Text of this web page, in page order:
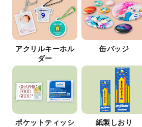
アクリルキーホル
ダー
缶バッジ
ポケットティッシ
紙製しおり